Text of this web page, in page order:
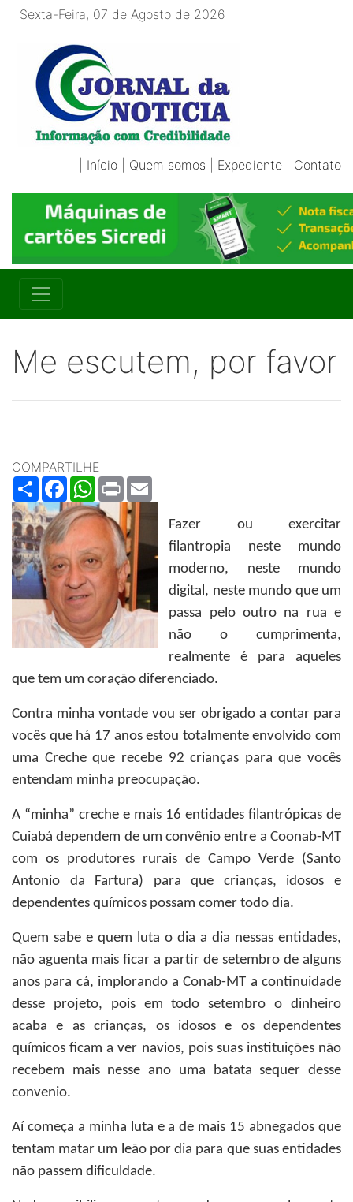
Sexta-Feira, 07 de Agosto de 2026
Início Quem somos Expediente Contato
Me escutem, por favor
COMPARTILHE
ShareFacebookWhatsApp
Print
Fazer ou exercitar
filantropia neste mundo
moderno, neste mundo
digital, neste mundo que um
passa pelo outro na rua e
não o cumprimenta,
realmente é para aqueles
que tem um coração diferenciado.
Contra minha vontade vou ser obrigado a contar para
vocês que há 17 anos estou totalmente envolvido com
uma Creche que recebe 92 crianças para que vocês
entendam minha preocupação.
A “minha” creche e mais 16 entidades filantrópicas de
Cuiabá dependem de um convênio entre a Coonab-MT
com os produtores rurais de Campo Verde (Santo
Antonio da Fartura) para que crianças, idosos e
dependentes químicos possam comer todo dia.
Quem sabe e quem luta o dia a dia nessas entidades,
não aguenta mais ficar a partir de setembro de alguns
anos para cá, implorando a Conab-MT a continuidade
desse projeto, pois em todo setembro o dinheiro
acaba e as crianças, os idosos e os dependentes
químicos ficam a ver navios, pois suas instituições não
recebem mais nesse ano uma batata sequer desse
convenio.
Aí começa a minha luta e a de mais 15 abnegados que
tentam matar um leão por dia para que suas entidades
não passem dificuldade.